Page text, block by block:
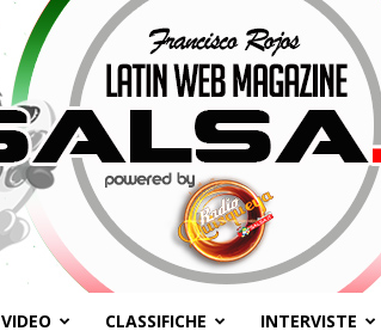
VIDEO CLASSIFICHE INTERVISTE